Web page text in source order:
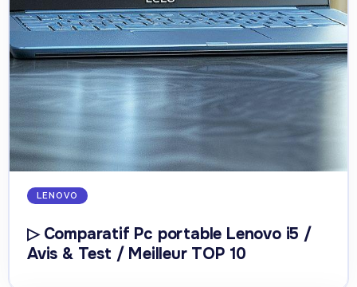
LENOVO
▷ Comparatif Pc portable Lenovo i5 /
Avis & Test / Meilleur TOP 10